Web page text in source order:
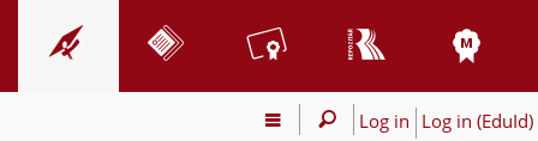
Log in Log in (EduId)